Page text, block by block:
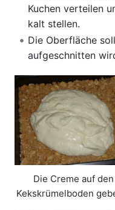
Kuchen verteilen
kalt stellen.
Die Oberfläche
aufgeschnitten
Die Creme auf den
Kekskrümelboden